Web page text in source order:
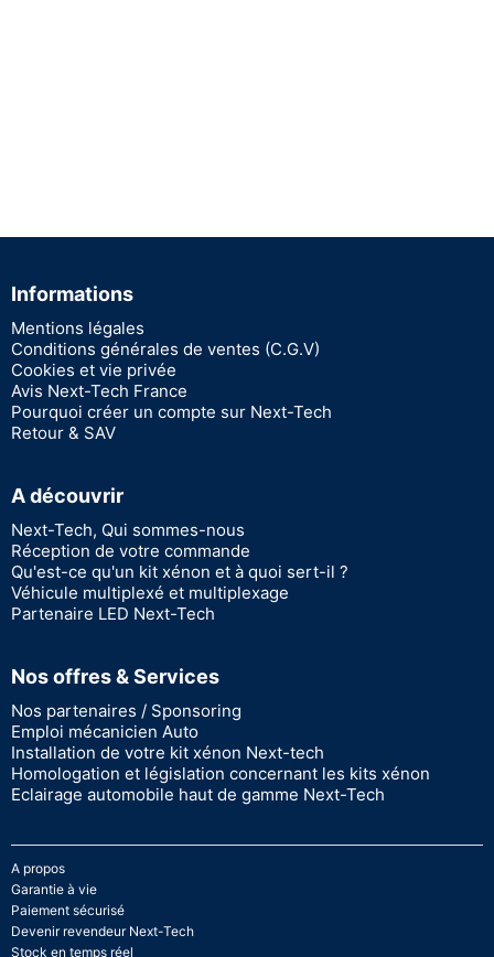
Informations
Mentions légales
Conditions générales de ventes (C.G.V)
Cookies et vie privée
Avis Next-Tech France
Pourquoi créer un compte sur Next-Tech
Retour & SAV
A découvrir
Next-Tech, Qui sommes-nous
Réception de votre commande
Qu'est-ce qu'un kit xénon et à quoi sert-il ?
Véhicule multiplexé et multiplexage
Partenaire LED Next-Tech
Nos offres & Services
Nos partenaires / Sponsoring
Emploi mécanicien Auto
Installation de votre kit xénon Next-tech
Homologation et législation concernant les kits xénon
Eclairage automobile haut de gamme Next-Tech
A propos
Garantie à vie
Paiement sécurisé
Devenir revendeur Next-Tech
Stock en temps réel